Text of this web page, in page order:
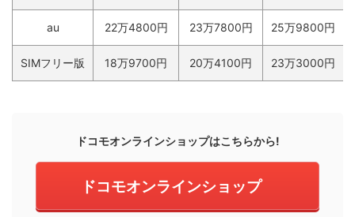
au 22万4800円 23万7800円 25万9800円
SIMフリー版 18万9700円 20万4100円 23万3000円
ドコモオンラインショップはこちらから!
ドコモオンラインショップ